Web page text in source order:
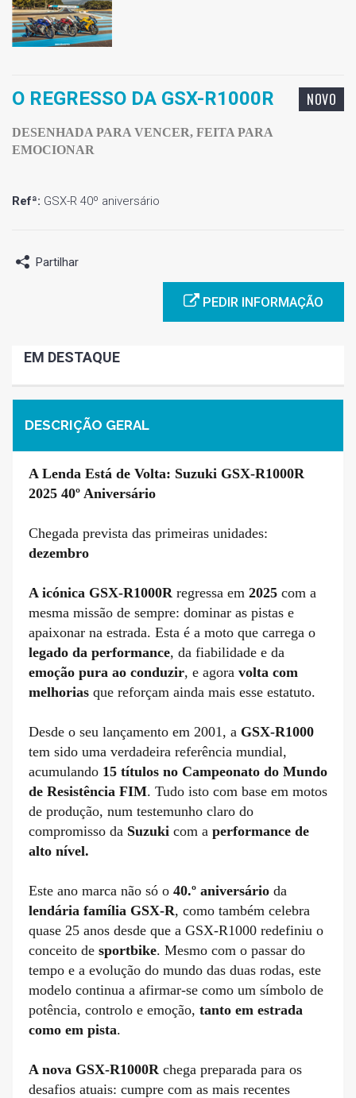
O REGRESSO DA GSX-R1000R NOVO
DESENHADA PARA VENCER, FEITA PARA
EMOCIONAR
Refª: GSX-R 40º aniversário
Partilhar
PEDIR INFORMAÇÃO
EM DESTAQUE
DESCRIÇÃO GERAL
A Lenda Está de Volta: Suzuki GSX-R1000R
2025 40º Aniversário
Chegada prevista das primeiras unidades:
dezembro
A icónica GSX-R1000R regressa em 2025 com a
mesma missão de sempre: dominar as pistas e
apaixonar na estrada. Esta é a moto que carrega o
legado da performance, da fiabilidade e da
emoção pura ao conduzir, e agora volta com
melhorias que reforçam ainda mais esse estatuto.
Desde o seu lançamento em 2001, a GSX-R1000
tem sido uma verdadeira referência mundial,
acumulando 15 títulos no Campeonato do Mundo
de Resistência FIM. Tudo isto com base em motos
de produção, num testemunho claro do
compromisso da Suzuki com a performance de
alto nível.
Este ano marca não só o 40.º aniversário da
lendária família GSX-R, como também celebra
quase 25 anos desde que a GSX-R1000 redefiniu o
conceito de sportbike. Mesmo com o passar do
tempo e a evolução do mundo das duas rodas, este
modelo continua a afirmar-se como um símbolo de
potência, controlo e emoção, tanto em estrada
como em pista.
A nova GSX-R1000R chega preparada para os
desafios atuais: cumpre com as mais recentes